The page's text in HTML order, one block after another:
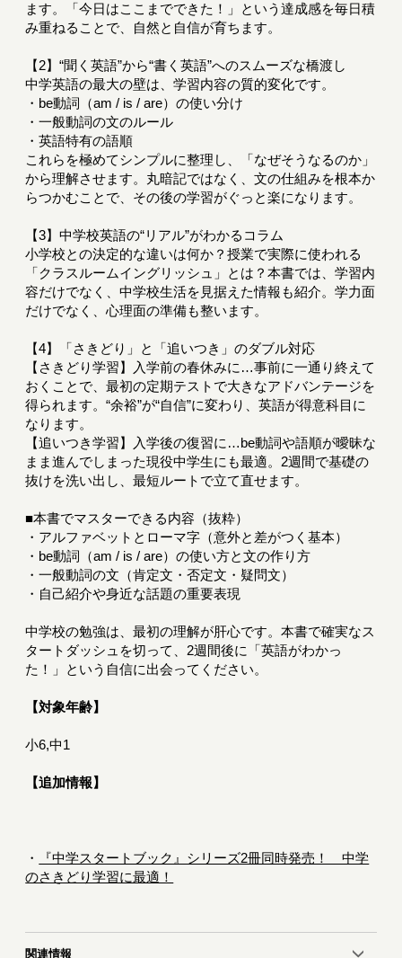
ます。「今日はここまでできた！」という達成感を毎日積
み重ねることで、自然と自信が育ちます。
【2】“聞く英語”から“書く英語”へのスムーズな橋渡し
中学英語の最大の壁は、学習内容の質的変化です。
・be動詞（am / is / are）の使い分け
・一般動詞の文のルール
・英語特有の語順
これらを極めてシンプルに整理し、「なぜそうなるのか」
から理解させます。丸暗記ではなく、文の仕組みを根本か
らつかむことで、その後の学習がぐっと楽になります。
【3】中学校英語の“リアル”がわかるコラム
小学校との決定的な違いは何か？授業で実際に使われる
「クラスルームイングリッシュ」とは？本書では、学習内
容だけでなく、中学校生活を見据えた情報も紹介。学力面
だけでなく、心理面の準備も整います。
【4】「さきどり」と「追いつき」のダブル対応
【さきどり学習】入学前の春休みに…事前に一通り終えて
おくことで、最初の定期テストで大きなアドバンテージを
得られます。“余裕”が“自信”に変わり、英語が得意科目に
なります。
【追いつき学習】入学後の復習に…be動詞や語順が曖昧な
まま進んでしまった現役中学生にも最適。2週間で基礎の
抜けを洗い出し、最短ルートで立て直せます。
■本書でマスターできる内容（抜粋）
・アルファベットとローマ字（意外と差がつく基本）
・be動詞（am / is / are）の使い方と文の作り方
・一般動詞の文（肯定文・否定文・疑問文）
・自己紹介や身近な話題の重要表現
中学校の勉強は、最初の理解が肝心です。本書で確実なス
タートダッシュを切って、2週間後に「英語がわかっ
た！」という自信に出会ってください。
【対象年齢】
小6,中1
【追加情報】
・
『中学スタートブック』シリーズ2冊同時発売！ 中学
のさきどり学習に最適！
関連情報